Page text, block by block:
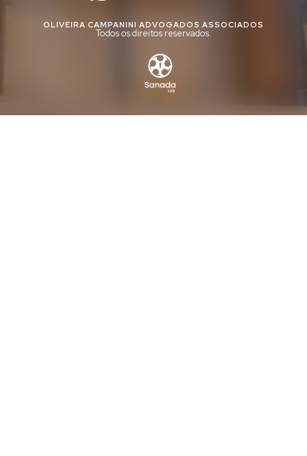
OLIVEIRA CAMPANINI ADVOGADOS ASSOCIADOS
Todos os direitos reservados.